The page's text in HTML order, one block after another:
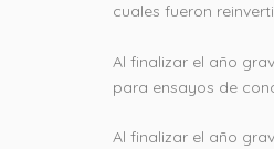
cuales fueron
Al finalizar el año
para ensayos de
Al finalizar el año